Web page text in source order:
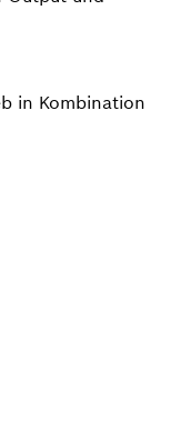
in Kombination